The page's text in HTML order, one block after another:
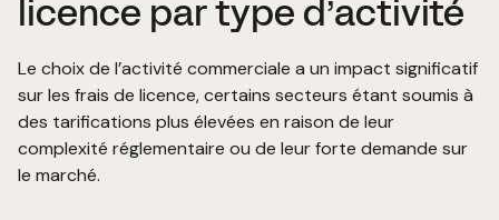
licence par type d’activité
Le choix de l’activité commerciale a un impact significatif
sur les frais de licence, certains secteurs étant soumis à
des tarifications plus élevées en raison de leur
complexité réglementaire ou de leur forte demande sur
le marché.